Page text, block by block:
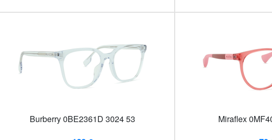
Burberry 0BE2361D 3024 53
Miraflex